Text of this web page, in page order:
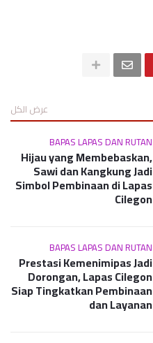
عرض الكل
BAPAS LAPAS DAN RUTAN
Hijau yang Membebaskan,
Sawi dan Kangkung Jadi
Simbol Pembinaan di Lapas
Cilegon
BAPAS LAPAS DAN RUTAN
Prestasi Kemenimipas Jadi
Dorongan, Lapas Cilegon
Siap Tingkatkan Pembinaan
dan Layanan